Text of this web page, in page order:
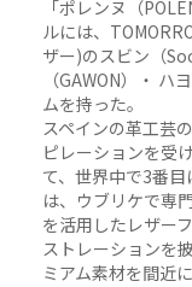
「ポレンヌ（
ルには、
ザー)のスビン（
（GAWON）・
ムを持った。
スペインの革工芸
ピレーションを受
て、世界中で3番
は、ウブリケで専
を活用したレザー
ストレーションを
ミアム素材を間近